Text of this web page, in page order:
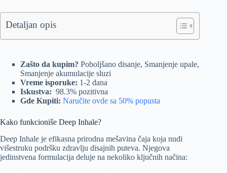
Detaljan opis
Zašto da kupim? Poboljšano disanje, Smanjenje upale,
Smanjenje akumulacije sluzi
Vreme isporuke: 1-2 dana
Iskustva: 98.3% pozitivna
Gde Kupiti: Naručite ovde sa 50% popusta
Kako funkcioniše Deep Inhale?
Deep Inhale je efikasna prirodna mešavina čaja koja nudi
višestruku podršku zdravlju disajnih puteva. Njegova
jedinstvena formulacija deluje na nekoliko ključnih načina: